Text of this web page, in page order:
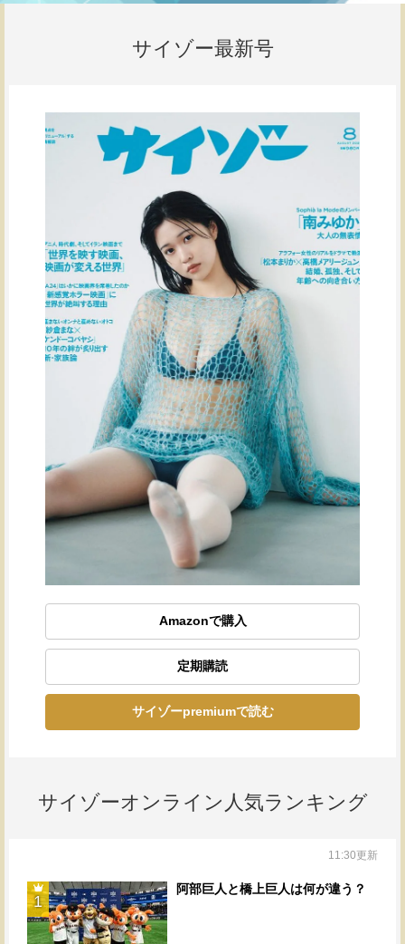
サイゾー最新号
Amazonで購入
定期購読
サイゾーpremiumで読む
サイゾーオンライン人気ランキング
11:30更新
1
阿部巨人と橋上巨人は何が違う？